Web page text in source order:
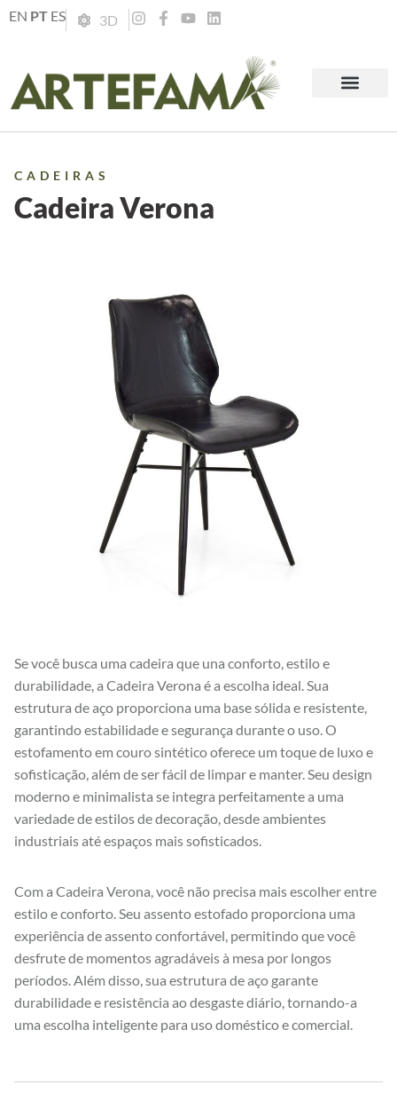
EN PT ES 3D
CADEIRAS
Cadeira Verona
Se você busca uma cadeira que una conforto, estilo e
durabilidade, a Cadeira Verona é a escolha ideal. Sua
estrutura de aço proporciona uma base sólida e resistente,
garantindo estabilidade e segurança durante o uso. O
estofamento em couro sintético oferece um toque de luxo e
sofisticação, além de ser fácil de limpar e manter. Seu design
moderno e minimalista se integra perfeitamente a uma
variedade de estilos de decoração, desde ambientes
industriais até espaços mais sofisticados.
Com a Cadeira Verona, você não precisa mais escolher entre
estilo e conforto. Seu assento estofado proporciona uma
experiência de assento confortável, permitindo que você
desfrute de momentos agradáveis à mesa por longos
períodos. Além disso, sua estrutura de aço garante
durabilidade e resistência ao desgaste diário, tornando-a
uma escolha inteligente para uso doméstico e comercial.